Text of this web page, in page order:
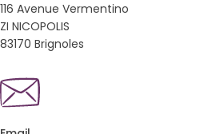
116 Avenue Vermentino
ZI NICOPOLIS
83170 Brignoles